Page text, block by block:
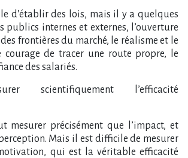
d’établir des lois, mais il y a quelques
publics internes et externes, l’ouverture
frontières du marché, le réalisme et le
courage de tracer une route propre, le
des salariés.
scientifiquement l’efficacité
mesurer précisément que l’impact, et
Mais il est difficile de mesurer
qui est la véritable efficacité